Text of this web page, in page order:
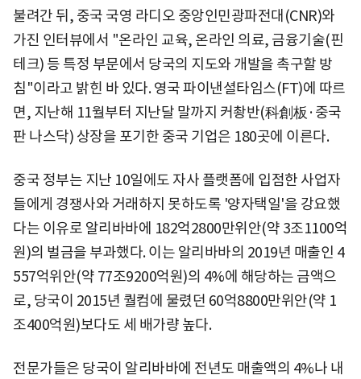
불려간 뒤, 중국 국영 라디오 중앙인민광파전대(CNR)와
가진 인터뷰에서 "온라인 교육, 온라인 의료, 금융기술(핀
테크) 등 특정 부문에서 당국의 지도와 개발을 촉구할 방
침"이라고 밝힌 바 있다. 영국 파이낸셜타임스(FT)에 따르
면, 지난해 11월부터 지난달 말까지 커촹반(科創板·중국
판 나스닥) 상장을 포기한 중국 기업은 180곳에 이른다.
중국 정부는 지난 10일에도 자사 플랫폼에 입점한 사업자
들에게 경쟁사와 거래하지 못하도록 '양자택일'을 강요했
다는 이유로 알리바바에 182억2800만위안(약 3조1100억
원)의 벌금을 부과했다. 이는 알리바바의 2019년 매출인 4
557억위안(약 77조9200억원)의 4%에 해당하는 금액으
로, 당국이 2015년 퀄컴에 물렸던 60억8800만위안(약 1
조400억원)보다도 세 배가량 높다.
전문가들은 당국이 알리바바에 전년도 매출액의 4%나 내